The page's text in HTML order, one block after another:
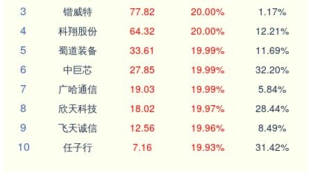
3 锴威特 77.82 20.00% 1.17%
4 科翔股份 64.32 20.00% 12.21%
5 蜀道装备 33.61 19.99% 11.69%
6 中巨芯 27.85 19.99% 32.20%
7 广哈通信 19.03 19.99% 5.84%
8 欣天科技 18.02 19.97% 28.44%
9 飞天诚信 12.56 19.96% 8.49%
10 任子行 7.16 19.93% 31.42%